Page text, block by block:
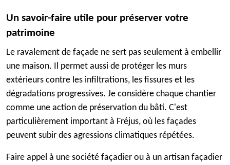
Un savoir-faire utile pour préserver votre
patrimoine
Le ravalement de façade ne sert pas seulement à embellir
une maison. Il permet aussi de protéger les murs
extérieurs contre les infiltrations, les fissures et les
dégradations progressives. Je considère chaque chantier
comme une action de préservation du bâti. C'est
particulièrement important à Fréjus, où les façades
peuvent subir des agressions climatiques répétées.
Faire appel à une société façadier ou à un artisan façadier